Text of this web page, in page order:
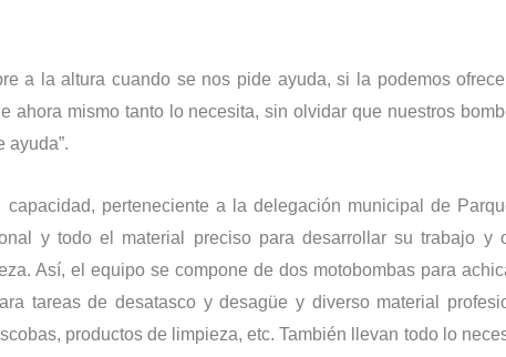
a la altura cuando se nos pide ayuda, si la podemos
ahora mismo tanto lo necesita, sin olvidar que nuestros
ayuda”.
perteneciente a la delegación municipal de
y todo el material preciso para desarrollar su trabajo y
Así, el equipo se compone de dos motobombas para
tareas de desatasco y desagüe y diverso material
productos de limpieza, etc. También llevan todo lo